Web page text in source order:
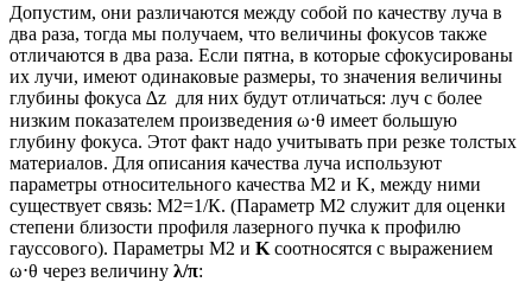
Допустим, они различаются между собой по качеству луча в
два раза, тогда мы получаем, что величины фокусов также
отличаются в два раза. Если пятна, в которые сфокусированы
их лучи, имеют одинаковые размеры, то значения величины
глубины фокуса ∆z для них будут отличаться: луч с более
низким показателем произведения ω⋅θ имеет большую
глубину фокуса. Этот факт надо учитывать при резке толстых
материалов. Для описания качества луча используют
параметры относительного качества M2 и K, между ними
существует связь: М2=1/К. (Параметр M2 служит для оценки
степени близости профиля лазерного пучка к профилю
гауссового). Параметры M2 и K соотносятся с выражением
ω⋅θ через величину λ/π: